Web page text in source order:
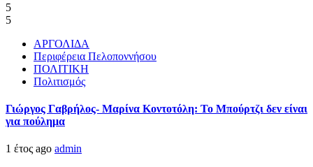
5
5
ΑΡΓΟΛΙΔΑ
Περιφέρεια Πελοποννήσου
ΠΟΛΙΤΙΚΗ
Πολιτισμός
Γιώργος Γαβρήλος- Μαρίνα Κοντοτόλη: Το Μπούρτζι δεν είναι
για πούλημα
1 έτος ago admin